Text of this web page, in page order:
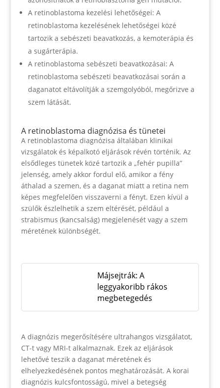
A retinoblastoma kezelési lehetőségei: A
retinoblastoma kezelésének lehetőségei közé
tartozik a sebészeti beavatkozás, a kemoterápia és
a sugárterápia.
A retinoblastoma sebészeti beavatkozásai: A
retinoblastoma sebészeti beavatkozásai során a
daganatot eltávolítják a szemgolyóból, megőrizve a
szem látását.
A retinoblastoma diagnózisa és tünetei
A retinoblastoma diagnózisa általában klinikai
vizsgálatok és képalkotó eljárások révén történik. Az
elsődleges tünetek közé tartozik a „fehér pupilla”
jelenség, amely akkor fordul elő, amikor a fény
áthalad a szemen, és a daganat miatt a retina nem
képes megfelelően visszaverni a fényt. Ezen kívül a
szülők észlelhetik a szem eltérését, például a
strabismus (kancsalság) megjelenését vagy a szem
méretének különbségét.
Májsejtrák: A
leggyakoribb rákos
megbetegedés
A diagnózis megerősítésére ultrahangos vizsgálatot,
CT-t vagy MRI-t alkalmaznak. Ezek az eljárások
lehetővé teszik a daganat méretének és
elhelyezkedésének pontos meghatározását. A korai
diagnózis kulcsfontosságú, mivel a betegség